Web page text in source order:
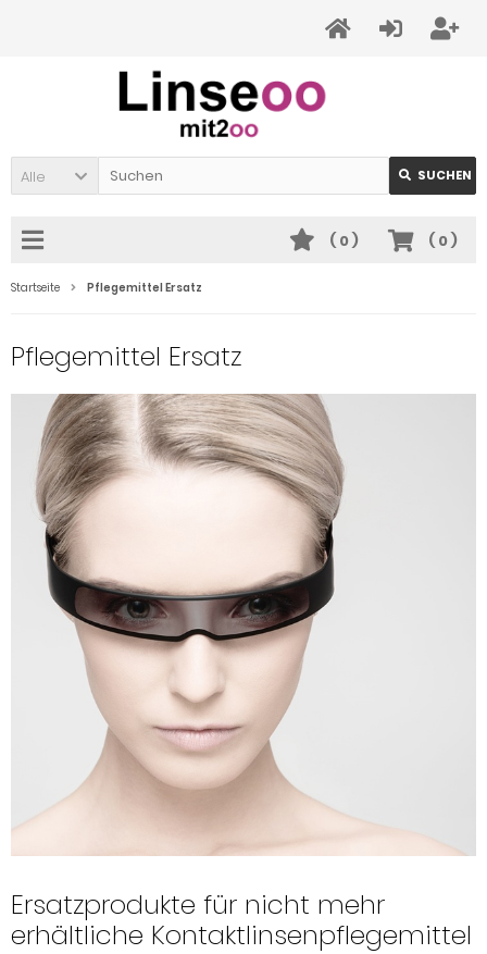
Alle SUCHEN
( 0)
( 0)
Startseite Pflegemittel Ersatz
Pflegemittel Ersatz
Ersatzprodukte für nicht mehr
erhältliche Kontaktlinsenpflegemittel